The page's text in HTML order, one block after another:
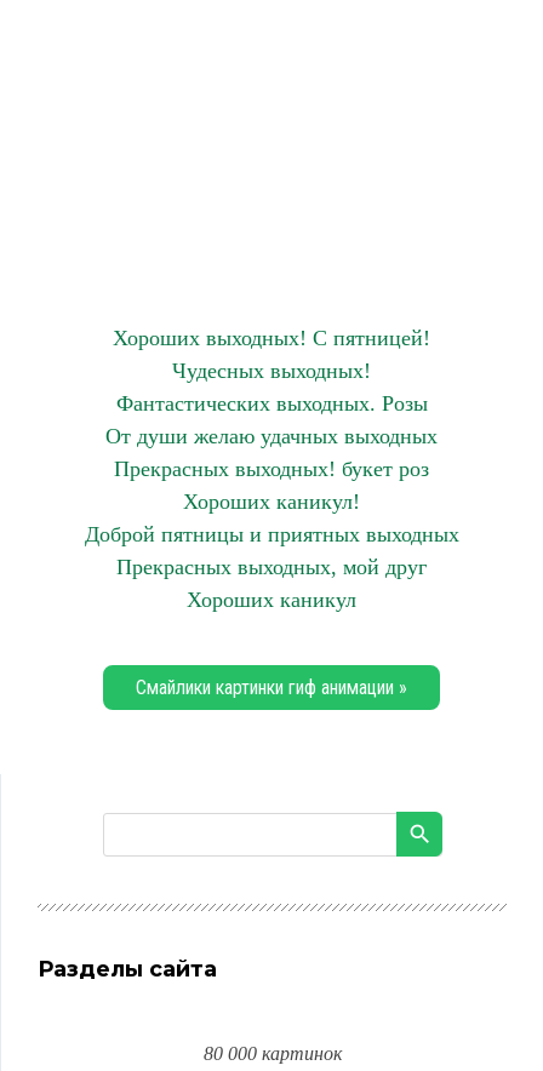
Хороших выходных! С пятницей!
Чудесных выходных!
Фантастических выходных. Розы
От души желаю удачных выходных
Прекрасных выходных! букет роз
Хороших каникул!
Доброй пятницы и приятных выходных
Прекрасных выходных, мой друг
Хороших каникул
Смайлики картинки гиф анимации »
Разделы сайта
80 000 картинок